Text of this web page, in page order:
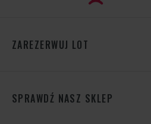
ZAREZERWUJ LOT
SPRAWDŹ NASZ SKLEP